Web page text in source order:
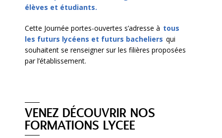
élèves et étudiants.
Cette Journée portes-ouvertes s’adresse à tous
les futurs lycéens et futurs bacheliers qui
souhaitent se renseigner sur les filières proposées
par l’établissement.
VENEZ DÉCOUVRIR NOS
FORMATIONS LYCEE